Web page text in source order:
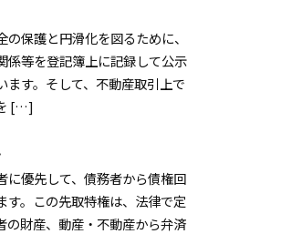
保護と円滑化を図るために、
係等を登記簿上に記録して公示
す。そして、不動産取引上で
[…]
優先して、債務者から債権回
す。この先取特権は、法律で定
の財産、動産・不動産から弁済